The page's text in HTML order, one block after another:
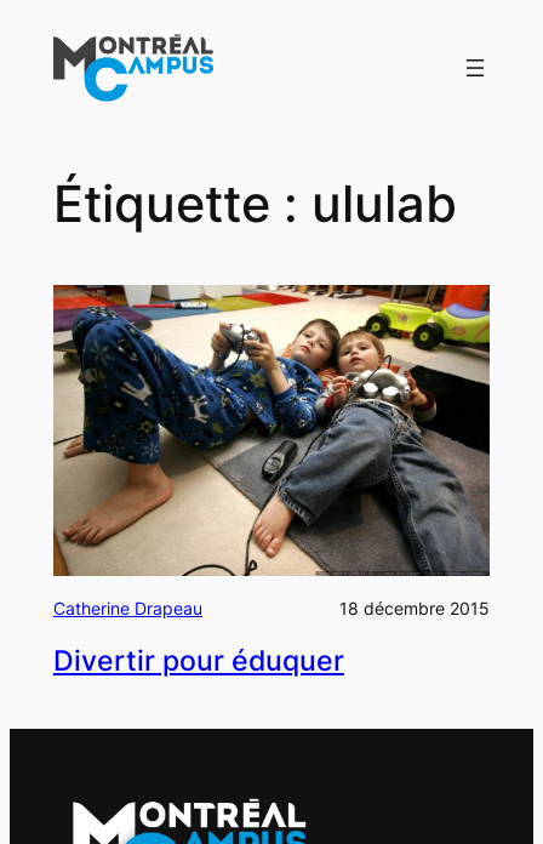
contenu
Étiquette : ululab
Catherine Drapeau 18 décembre 2015
Divertir pour éduquer